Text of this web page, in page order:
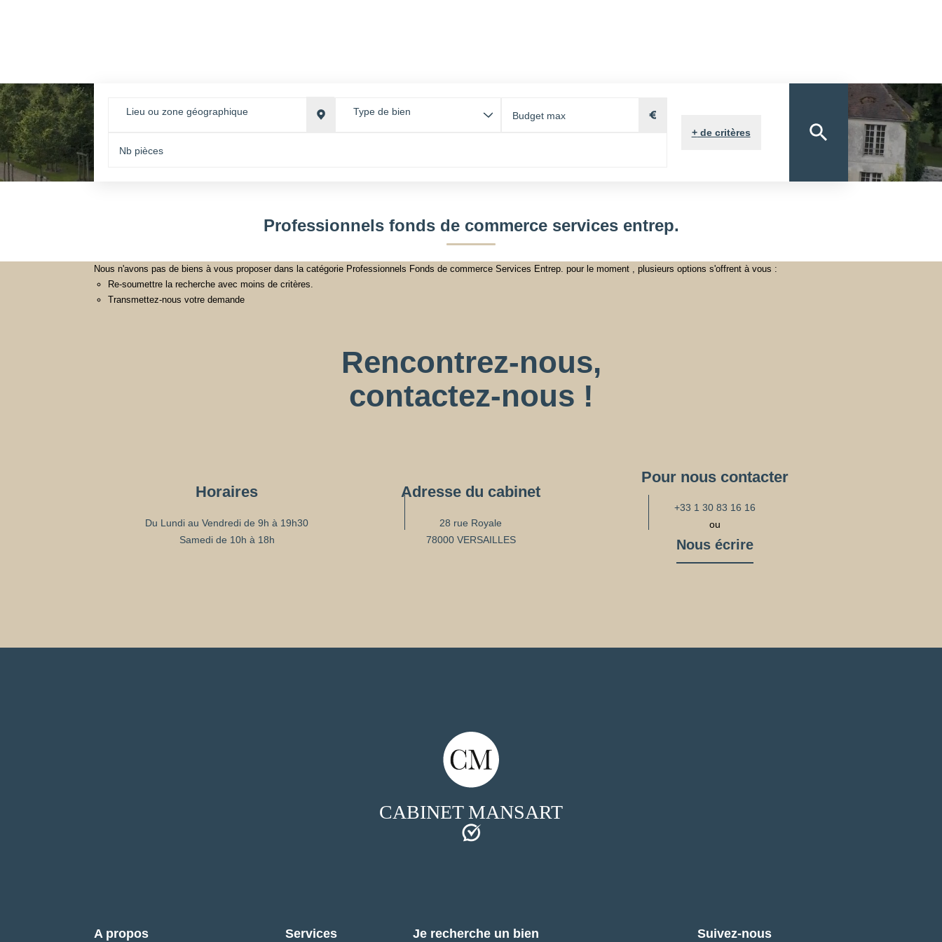
Lieu ou zone géographique
Type de bien
+de critères
Professionnels fonds de commerce services entrep.
Nous n'avons pas de biens à vous proposer dans la catégorie Professionnels Fonds de commerce Services Entrep. pour le moment , plusieurs options s'offrent à vous :
Re-soumettre la recherche avec moins de critères.
Transmettez-nous votre demande
Rencontrez-nous,
contactez-nous !
Horaires
Du Lundi au Vendredi de 9h à 19h30
Samedi de 10h à 18h
Adresse du cabinet
28 rue Royale
78000 VERSAILLES
Pour nous contacter
+33 1 30 83 16 16
ou
Nous écrire
CABINET MANSART
A propos Services Je recherche un bien Suivez-nous